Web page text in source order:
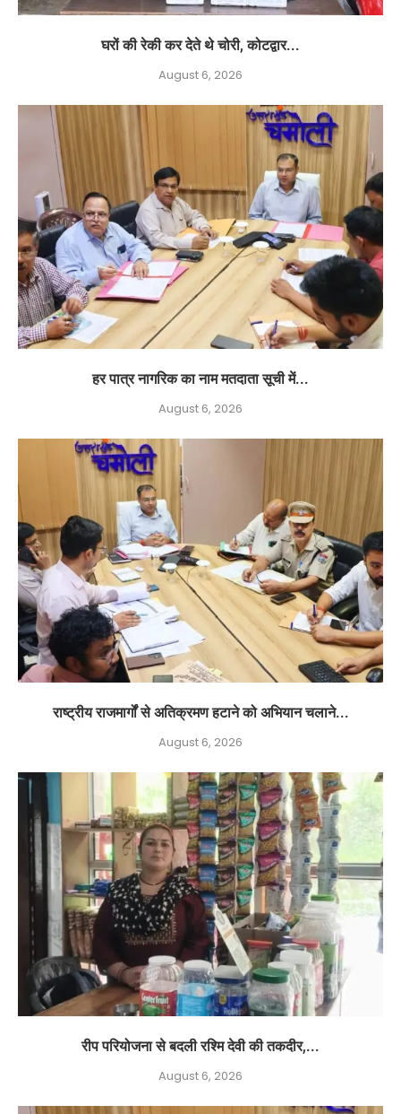
घरों की रेकी कर देते थे चोरी, कोटद्वार...
August 6, 2026
हर पात्र नागरिक का नाम मतदाता सूची में...
August 6, 2026
राष्ट्रीय राजमार्गों से अतिक्रमण हटाने को अभियान चलाने...
August 6, 2026
रीप परियोजना से बदली रश्मि देवी की तकदीर,...
August 6, 2026